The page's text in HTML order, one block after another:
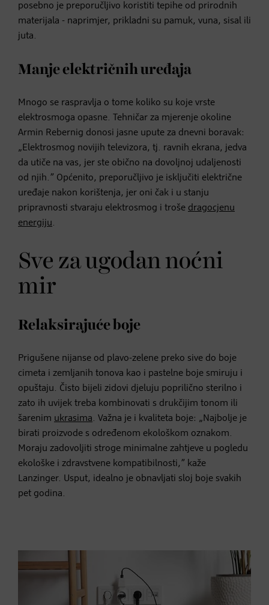
posebno je preporučljivo koristiti tepihe od prirodnih
materijala - naprimjer, prikladni su pamuk, vuna, sisal ili
juta.
Manje električnih uređaja
Mnogo se raspravlja o tome koliko su koje vrste
elektrosmoga opasne. Tehničar za mjerenje okoline
Armin Rebernig donosi jasne upute za dnevni boravak:
„Elektrosmog novijih televizora, tj. ravnih ekrana, jedva
da utiče na vas, jer ste obično na dovoljnoj udaljenosti
od njih.” Općenito, preporučljivo je isključiti električne
uređaje nakon korištenja, jer oni čak i u stanju
pripravnosti stvaraju elektrosmog i troše dragocjenu
energiju.
Sve za ugodan noćni
mir
Relaksirajuće boje
Prigušene nijanse od plavo-zelene preko sive do boje
cimeta i zemljanih tonova kao i pastelne boje smiruju i
opuštaju. Čisto bijeli zidovi djeluju poprilično sterilno i
zato ih uvijek treba kombinovati s drukčijim tonom ili
šarenim ukrasima. Važna je i kvaliteta boje: „Najbolje je
birati proizvode s određenom ekološkom oznakom.
Moraju zadovoljiti stroge minimalne zahtjeve u pogledu
ekološke i zdravstvene kompatibilnosti,” kaže
Lanzinger. Usput, idealno je obnavljati sloj boje svakih
pet godina.